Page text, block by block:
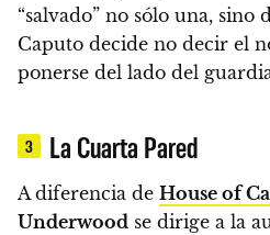
“salvado” no sólo una, sino
Caputo decide no decir el
ponerse del lado del
3 La Cuarta Pared
A diferencia de House of
Underwood se dirige a la